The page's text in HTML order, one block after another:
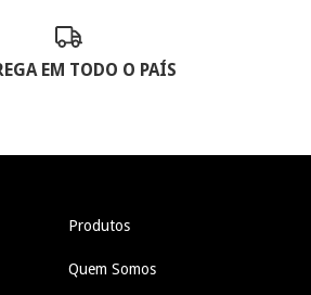
EM TODO O PAÍS
Produtos
Quem Somos